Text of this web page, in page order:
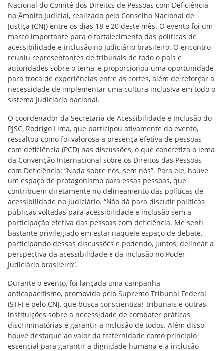
Nacional do Comitê dos Direitos de Pessoas com Deficiência
no Âmbito Judicial, realizado pelo Conselho Nacional de
Justiça (CNJ) entre os dias 18 e 20 deste mês. O evento foi um
marco importante para o fortalecimento das políticas de
acessibilidade e inclusão no Judiciário brasileiro. O encontro
reuniu representantes de tribunais de todo o país e
autoridades sobre o tema, e proporcionou uma oportunidade
para troca de experiências entre as cortes, além de reforçar a
necessidade de implementar uma cultura inclusiva em todo o
sistema Judiciário nacional.
O coordenador da Secretaria de Acessibilidade e Inclusão do
PJSC, Rodrigo Lima, que participou ativamente do evento,
ressaltou como foi valorosa a presença efetiva de pessoas
com deficiência (PCD) nas discussões, o que concretiza o lema
da Convenção Internacional sobre os Direitos das Pessoas
com Deficiência: “Nada sobre nós, sem nós”. Para ele, houve
um espaço de protagonismo para essas pessoas, que
contribuem diretamente no delineamento das políticas de
acessibilidade no Judiciário. “Não dá para discutir políticas
públicas voltadas para acessibilidade e inclusão sem a
participação efetiva das pessoas com deficiência. Me senti
bastante privilegiado em estar naquele espaço de debate,
participando dessas discussões e podendo, juntos, delinear a
perspectiva da acessibilidade e da inclusão no Poder
Judiciário brasileiro”.
Durante o evento, foi lançada uma campanha
anticapacitismo, promovida pelo Supremo Tribunal Federal
(STF) e pelo CNJ, que busca conscientizar tribunais e outras
instituições sobre a necessidade de combater práticas
discriminatórias e garantir a inclusão de todos. Além disso,
houve destaque ao valor da fraternidade como princípio
essencial para garantir a dignidade humana e a inclusão